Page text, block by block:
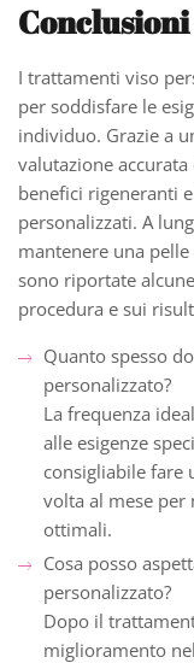
I trattamenti viso
per soddisfare le
individuo. Grazie a
valutazione
benefici rigeneranti
personalizzati. A
mantenere una
sono riportate
procedura e sui
Quanto spesso
personalizzato?
La frequenza
alle esigenze
consigliabile fare
volta al mese per
ottimali.
Cosa posso
personalizzato?
Dopo il
miglioramento